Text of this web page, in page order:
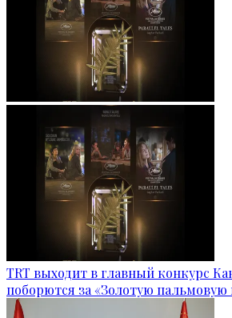
TRT выходит в главный конкурс
поборются за «Золотую пальмовую